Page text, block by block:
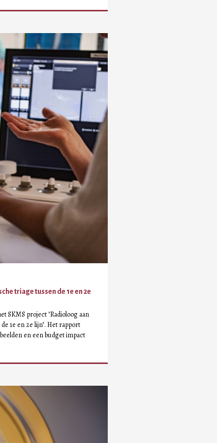
triage tussen de 1e en 2e
SKMS project "Radioloog aan
1e en 2e lijn". Het rapport
en een budget impact